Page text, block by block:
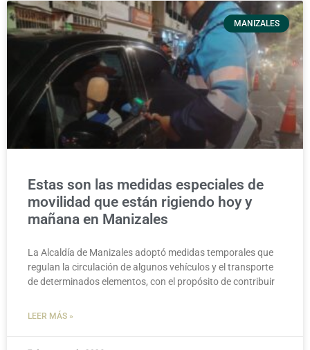
MANIZALES
Estas son las medidas especiales de
movilidad que están rigiendo hoy y
mañana en Manizales
La Alcaldía de Manizales adoptó medidas temporales que
regulan la circulación de algunos vehículos y el transporte
de determinados elementos, con el propósito de contribuir
LEER MÁS »